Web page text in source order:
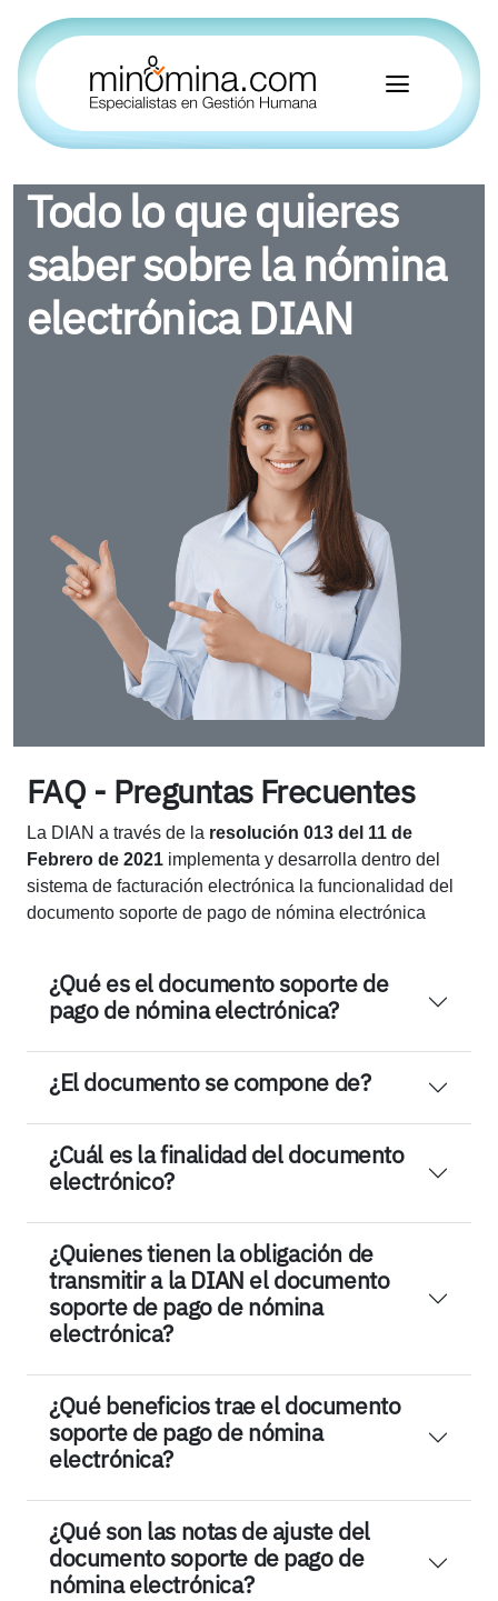
Todo lo que quieres
saber sobre la nómina
electrónica DIAN
FAQ - Preguntas Frecuentes
La DIAN a través de la resolución 013 del 11 de
Febrero de 2021 implementa y desarrolla dentro del
sistema de facturación electrónica la funcionalidad del
documento soporte de pago de nómina electrónica
¿Qué es el documento soporte de
pago de nómina electrónica?
¿El documento se compone de?
¿Cuál es la finalidad del documento
electrónico?
¿Quienes tienen la obligación de
transmitir a la DIAN el documento
soporte de pago de nómina
electrónica?
¿Qué beneficios trae el documento
soporte de pago de nómina
electrónica?
¿Qué son las notas de ajuste del
documento soporte de pago de
nómina electrónica?